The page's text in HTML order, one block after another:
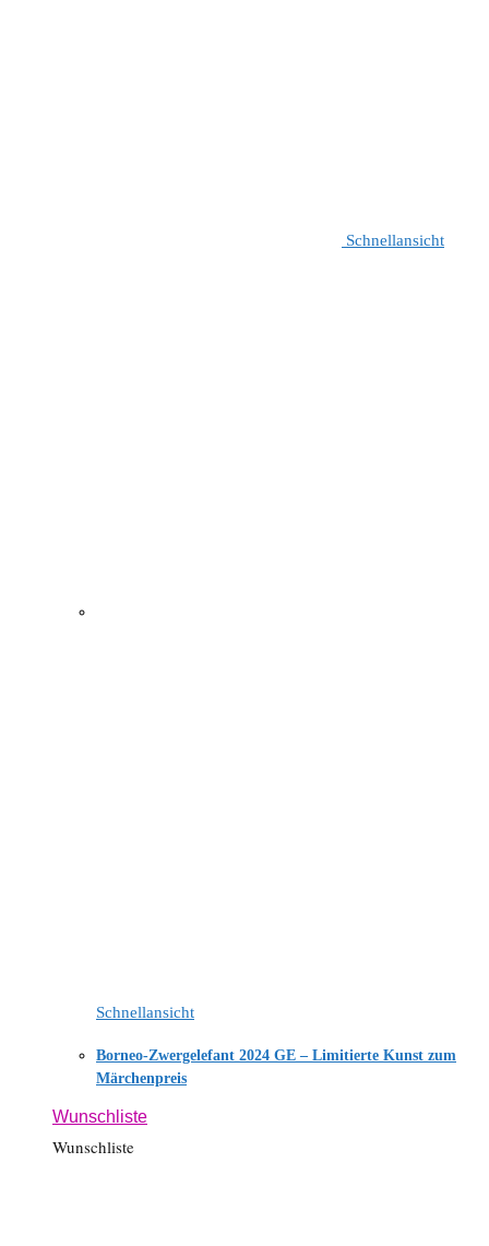
Schnellansicht
Schnellansicht
Borneo-Zwergelefant 2024 GE – Limitierte Kunst zum
Märchenpreis
Wunschliste
Wunschliste